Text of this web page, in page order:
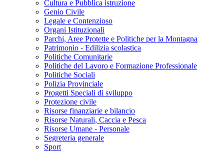
Cultura e Pubblica istruzione
Genio Civile
Legale e Contenzioso
Organi Istituzionali
Parchi, Aree Protette e Politiche per la Montagna
Patrimonio - Edilizia scolastica
Politiche Comunitarie
Politiche del Lavoro e Formazione Professionale
Politiche Sociali
Polizia Provinciale
Progetti Speciali di sviluppo
Protezione civile
Risorse finanziarie e bilancio
Risorse Naturali, Caccia e Pesca
Risorse Umane - Personale
Segreteria generale
Sport